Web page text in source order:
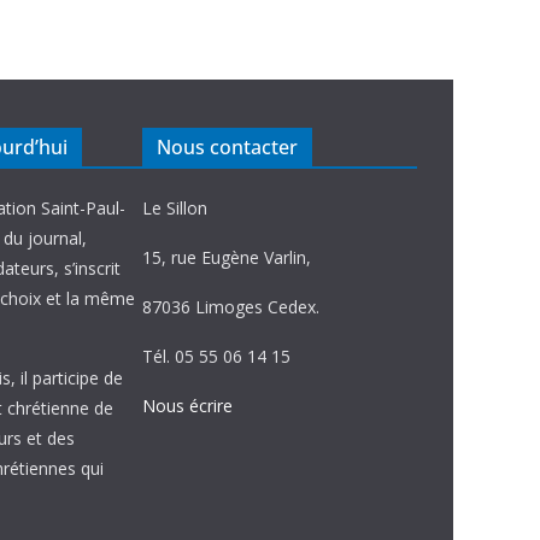
Saint-Paul-
journal,
s’inscrit
et la même
il participe de
chrétienne de
et des
qui
Nous contacter
Le Sillon
15, rue Eugène Varlin,
87036 Limoges Cedex.
Tél. 05 55 06 14 15
Nous écrire